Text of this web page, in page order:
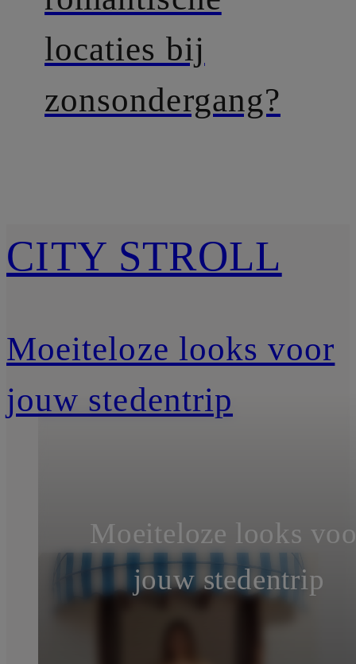
locaties bij
zonsondergang?
CITY STROLL
Moeiteloze looks voor
jouw stedentrip
Moeiteloze looks
jouw stedentrip